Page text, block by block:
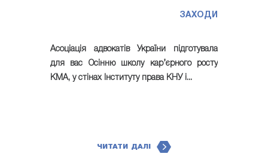
ЗАХОДИ
Асоціація адвокатів України підготувала
для вас Осінню школу кар’єрного росту
КМА, у стінах Інституту права КНУ і...
ЧИТАТИ ДАЛІ